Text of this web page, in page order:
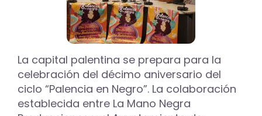
Brothers
conforman
undécima
edición
de
“Palencia
en
La capital palentina se prepara para la
celebración del décimo aniversario del
ciclo “Palencia en Negro”. La colaboración
establecida entre La Mano Negra